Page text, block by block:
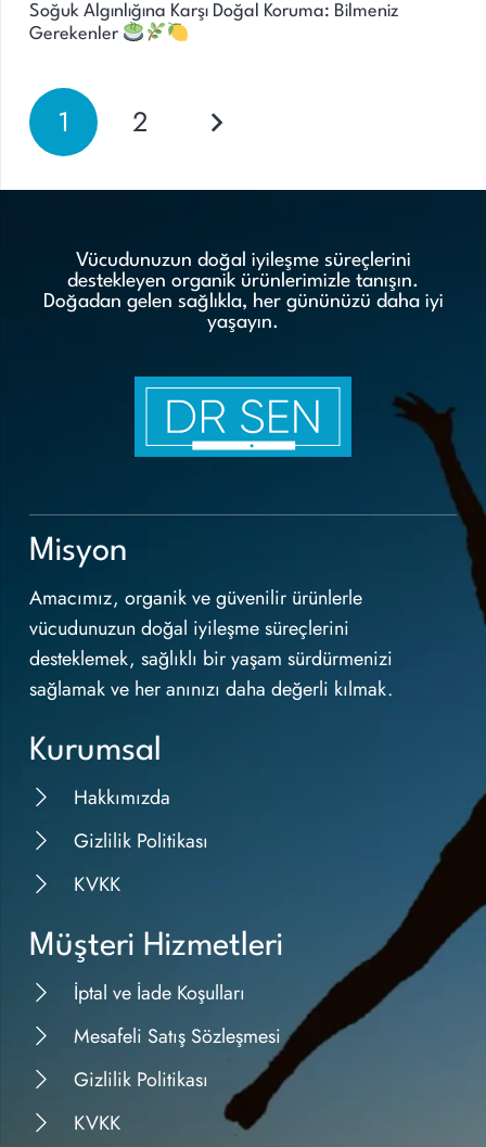
Soğuk Algınlığına Karşı Doğal Koruma: Bilmeniz
Gerekenler
1 2
Vücudunuzun doğal iyileşme süreçlerini
destekleyen organik ürünlerimizle tanışın.
Doğadan gelen sağlıkla, her gününüzü daha iyi
yaşayın.
Misyon
Amacımız, organik ve güvenilir ürünlerle
vücudunuzun doğal iyileşme süreçlerini
desteklemek, sağlıklı bir yaşam sürdürmenizi
sağlamak ve her anınızı daha değerli kılmak.
Kurumsal
Hakkımızda
Gizlilik Politikası
KVKK
Müşteri Hizmetleri
İptal ve İade Koşulları
Mesafeli Satış Sözleşmesi
Gizlilik Politikası
KVKK